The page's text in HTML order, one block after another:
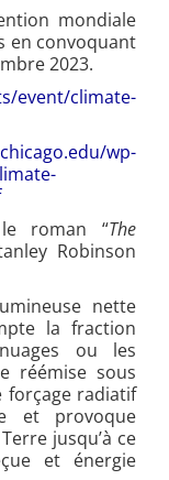
mondiale
en convoquant
2023.
event/climate-
wp-
roman “The
Robinson
nette
la fraction
ou les
réémise sous
forçage radiatif
et provoque
jusqu’à ce
et énergie